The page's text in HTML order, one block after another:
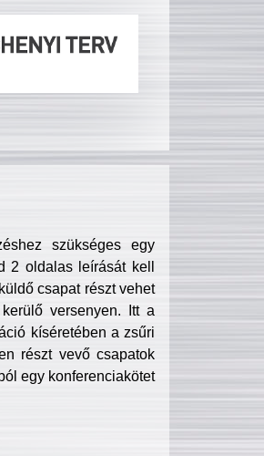
szükséges egy
2 oldalas leírását kell
csapat részt vehet
versenyen. Itt a
kíséretében a zsűri
részt vevő csapatok
egy konferenciakötet